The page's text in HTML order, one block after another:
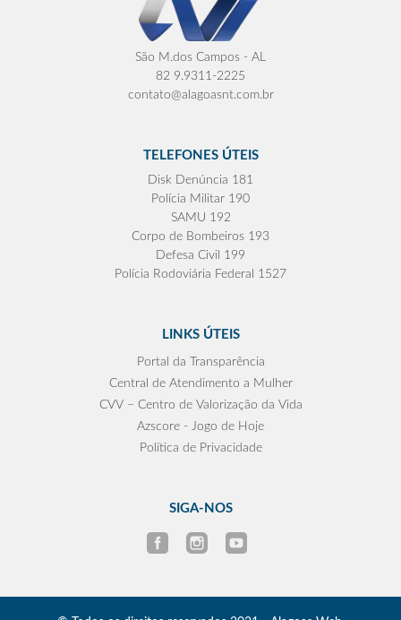
São M.dos Campos - AL
82 9.9311-2225
contato@alagoasnt.com.br
TELEFONES ÚTEIS
Disk Denúncia 181
Polícia Militar 190
SAMU 192
Corpo de Bombeiros 193
Defesa Civil 199
Polícia Rodoviária Federal 1527
LINKS ÚTEIS
Portal da Transparência
Central de Atendimento a Mulher
CVV – Centro de Valorização da Vida
Azscore - Jogo de Hoje
Política de Privacidade
SIGA-NOS